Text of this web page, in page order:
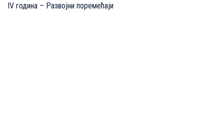
IV година – Развојни поремећаји